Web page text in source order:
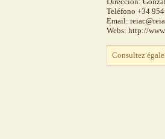
Teléfono +34
Email:
Webs: http://
Consultez